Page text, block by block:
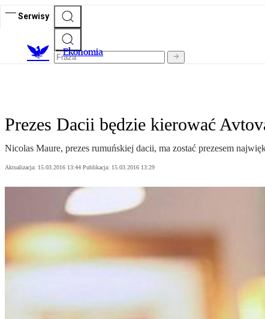
Serwisy
Ekonomia
Prezes Dacii będzie kierować
Nicolas Maure, prezes rumuńskiej dacii, ma zostać prezesem
Aktualizacja: 15.03.2016 13:44 Publikacja: 15.03.2016 13:29